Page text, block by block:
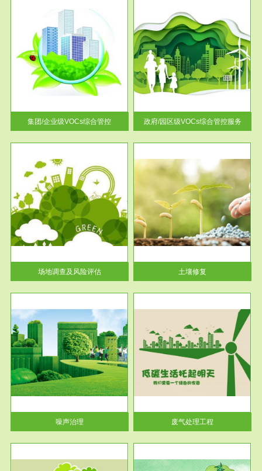
集团/企业级VOCs综合管控
服务范围
政府/园区级VOCs综合管控服务
根据《石化行业挥发性有机物综
合整治方案》文件要求，到2017
年，全...
政府/园区级VOCs综合管控服务
场地调查及风险评估
服务范围
土壤修复
土壤修复
噪声治理
服务范围
废气处理工程
废气处理工程